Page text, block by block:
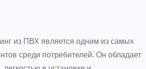
из ПВХ является одним из самых
среди потребителей. Он обладает